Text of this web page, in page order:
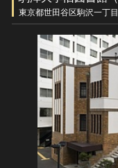
東京都世田谷区駒沢一丁